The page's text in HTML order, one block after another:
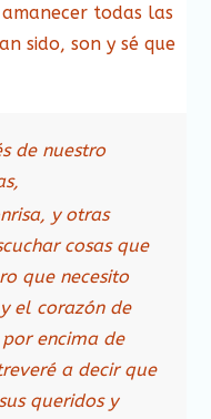
todas las
sido, son y sé que
de nuestro
y otras
cosas que
que necesito
el corazón de
encima de
a decir que
queridos y